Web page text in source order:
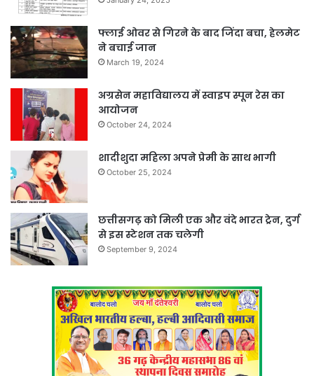
फ्लाई ओवर से गिरने के बाद जिंदा बचा, हेलमेट
ने बचाई जान
March 19, 2024
अग्रसेन महाविद्यालय में स्वाइप स्पून रेस का
आयोजन
October 24, 2024
शादीशुदा महिला अपने प्रेमी के साथ भागी
October 25, 2024
छत्तीसगढ़ को मिली एक और वंदे भारत ट्रेन, दुर्ग
से इस स्टेशन तक चलेगी
September 9, 2024